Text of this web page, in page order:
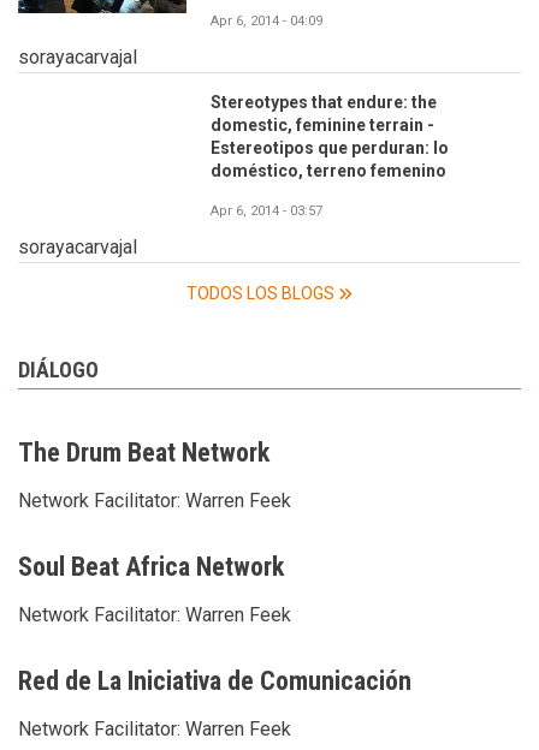
Apr 6, 2014 - 04:09
sorayacarvajal
Stereotypes that endure: the
domestic, feminine terrain -
Estereotipos que perduran: lo
doméstico, terreno femenino
Apr 6, 2014 - 03:57
sorayacarvajal
TODOS LOS BLOGS
DIÁLOGO
The Drum Beat Network
Network Facilitator: Warren Feek
Soul Beat Africa Network
Network Facilitator: Warren Feek
Red de La Iniciativa de Comunicación
Network Facilitator: Warren Feek